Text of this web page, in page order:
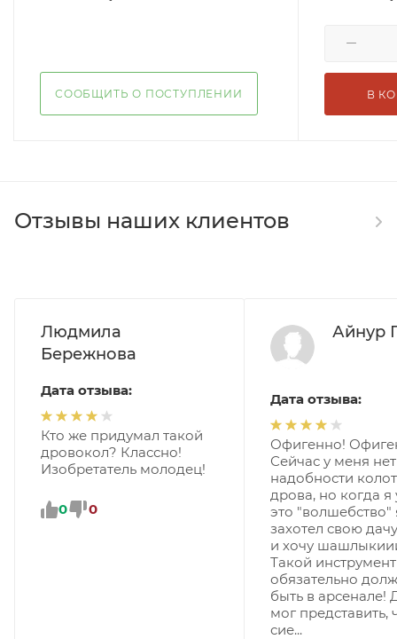
СООБЩИТЬ О ПОСТУПЛЕНИИ В
Отзывы наших клиентов
Людмила
Бережнова
Дата отзыва:
Кто же придумал такой
дровокол? Классно!
Изобретатель молодец!
0 0
Айнур
Дата отзыва:
Офигенно!
Сейчас у меня нет
надобности
дрова, но когда я
это "волшебство"
захотел свою
и хочу
Такой
обязательно
быть в арсенале!
мог представить,
сие...